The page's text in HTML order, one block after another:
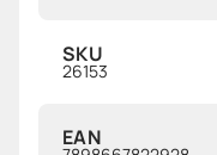
SKU
26153
EAN